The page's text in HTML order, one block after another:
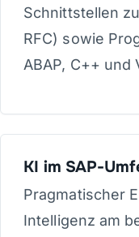
Schnittstellen
RFC) sowie
ABAP, C++ und
KI im SAP-
Pragmatischer
Intelligenz am